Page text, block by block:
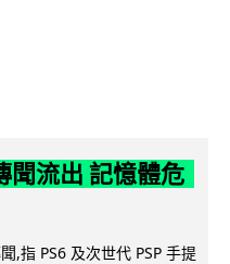
聞流出 記憶體危
,指 PS6 及次世代 PSP 手提